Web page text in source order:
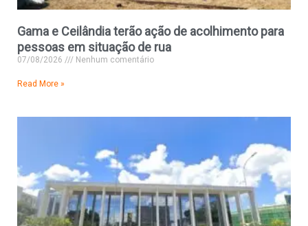
Gama e Ceilândia terão ação de acolhimento para
pessoas em situação de rua
07/08/2026 Nenhum comentário
Read More »